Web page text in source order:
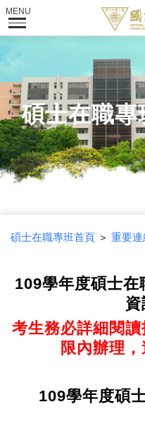
碩士在職專
碩士在職專班首頁＞ 重要連
109學年度碩士在
考生務必詳細閱
限內辦理，
109學年度碩